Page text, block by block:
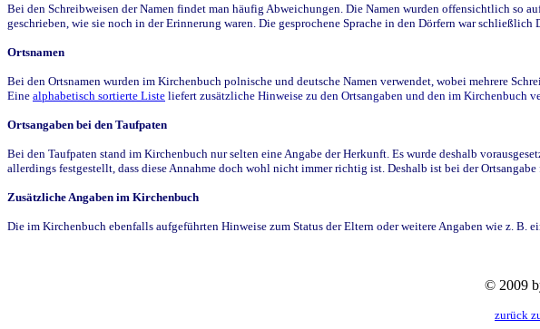
Bei den Schreibweisen der Namen findet man häufig Abweichungen. Die Namen wurden offensichtlich so
geschrieben, wie sie noch in der Erinnerung waren. Die gesprochene Sprache in den Dörfern war
Ortsnamen
Bei den Ortsnamen wurden im Kirchenbuch polnische und deutsche Namen verwendet, wobei mehrere
Eine alphabetisch sortierte Liste liefert zusätzliche Hinweise zu den Ortsangaben und den im Kirchenbuch
Ortsangaben bei den Taufpaten
Bei den Taufpaten stand im Kirchenbuch nur selten eine Angabe der Herkunft. Es wurde deshalb
allerdings festgestellt, dass diese Annahme doch wohl nicht immer richtig ist. Deshalb ist bei der
Zusätzliche Angaben im Kirchenbuch
Die im Kirchenbuch ebenfalls aufgeführten Hinweise zum Status der Eltern oder weitere Angaben wie z. B.
© 2009
zurück